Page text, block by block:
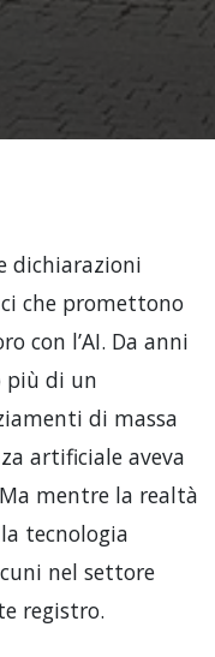
dichiarazioni
che promettono
con l’AI. Da anni
più di un
di massa
artificiale aveva
mentre la realtà
tecnologia
nel settore
registro.